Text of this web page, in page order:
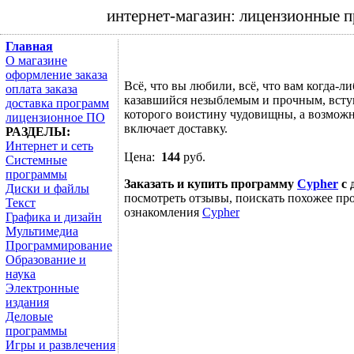
интернет-магазин:
Главная
О магазине
оформление заказа
оплата заказа
доставка программ
лицензионное ПО
РАЗДЕЛЫ:
Интернет и сеть
Системные
программы
Диски и файлы
Текст
Графика и дизайн
Мультимедиа
Программирование
Образование и
наука
Электронные
издания
Деловые
программы
Игры и развлечения
Всё, что вы любили, всё, что вам когда-
казавшийся незыблемым и прочным,
которого воистину чудовищны, а
включает доставку.
Цена: 144 руб.
Заказать и купить программу Cypher с
посмотреть отзывы, поискать похожее
ознакомления Cypher